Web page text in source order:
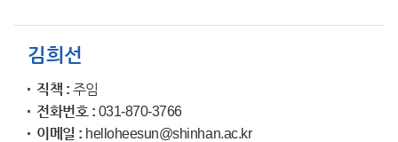
김희선
직책
주임
전화번호
031-870-3766
이메일
helloheesun@shinhan.ac.kr